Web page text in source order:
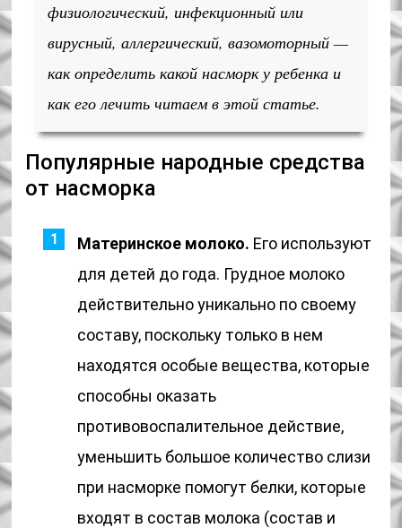
физиологический, инфекционный или
вирусный, аллергический, вазомоторный —
как определить какой насморк у ребенка и
как его лечить читаем в этой статье.
Популярные народные средства
от насморка
Материнское молоко. Его используют
для детей до года. Грудное молоко
действительно уникально по своему
составу, поскольку только в нем
находятся особые вещества, которые
способны оказать
противовоспалительное действие,
уменьшить большое количество слизи
при насморке помогут белки, которые
входят в состав молока (состав и